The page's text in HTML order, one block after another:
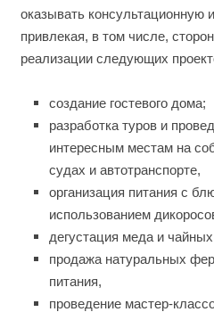
оказывать консультационную
привлекая, в том числе,
реализации следующих
создание гостевого дома;
разработка туров и
интересным местам на
судах и автотранспорте,
организация питания с
использованием
дегустация меда и
продажа натуральных
питания,
проведение мастер-